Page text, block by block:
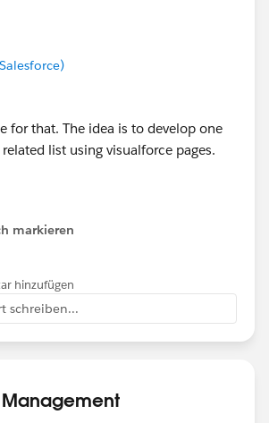
for that. The idea is to develop one
list using visualforce pages.
markieren
hinzufügen
schreiben...